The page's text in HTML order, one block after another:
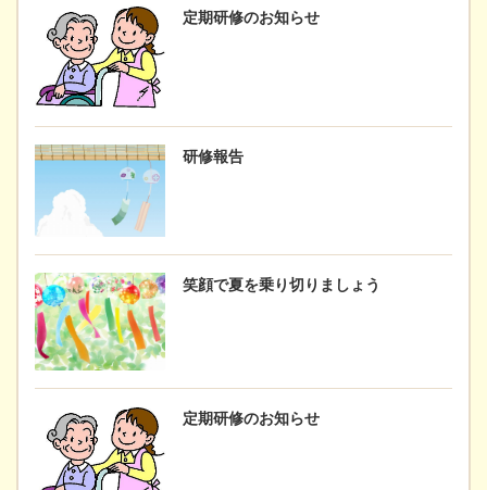
定期研修のお知らせ
研修報告
笑顔で夏を乗り切りましょう
定期研修のお知らせ